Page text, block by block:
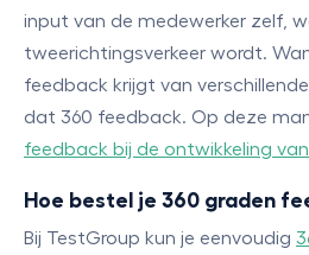
input van de medewerker zelf,
tweerichtingsverkeer wordt.
feedback krijgt van
dat 360 feedback. Op deze
feedback bij de ontwikkeling van
Hoe bestel je 360 graden
Bij TestGroup kun je eenvoudig